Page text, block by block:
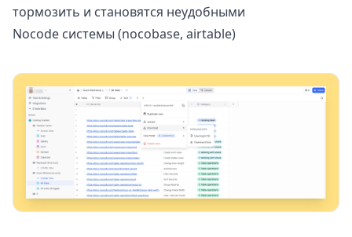
тормозить и становятся неудобными
Nocode системы (nocobase, airtable)